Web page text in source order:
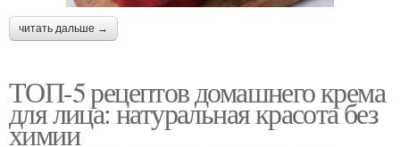
читать дальше →
ТОП-5 рецептов домашнего крема
для лица: натуральная красота без
химии